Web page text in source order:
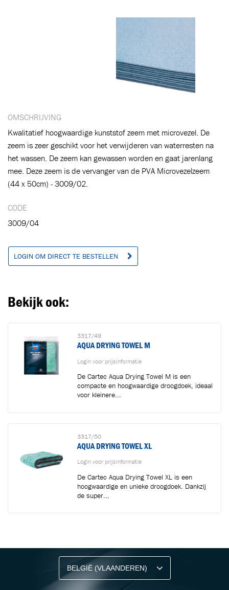
OMSCHRIJVING
Kwalitatief hoogwaardige kunststof zeem met microvezel. De
zeem is zeer geschikt voor het verwijderen van waterresten na
het wassen. De zeem kan gewassen worden en gaat jarenlang
mee. Deze zeem is de vervanger van de PVA Microvezelzeem
(44 x 50cm) - 3009/02.
CODE
3009/04
LOGIN OM DIRECT TE BESTELLEN
Bekijk ook:
3317/49
AQUA DRYING TOWEL M
Login voor prijsinformatie
De Cartec Aqua Drying Towel M is een
compacte en hoogwaardige droogdoek, ideaal
voor kleinere...
3317/50
AQUA DRYING TOWEL XL
Login voor prijsinformatie
De Cartec Aqua Drying Towel XL is een
hoogwaardige en unieke droogdoek. Dankzij
de super...
Toegevoegd aan winkelwagen
VERDER WINKELEN Ga naar winkelwagen
Ontvang vakgerelateerde tips,
aanbiedingen en productupdates van Cartec.